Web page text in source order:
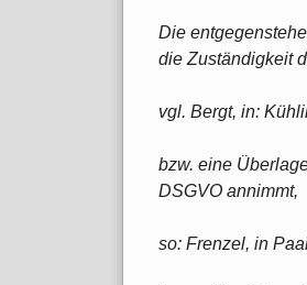
Die
die Zuständigkeit
vgl. Bergt, in:
bzw. eine
DSGVO annimmt,
so: Frenzel, in